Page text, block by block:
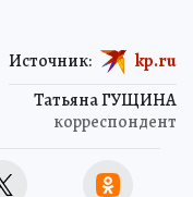
Татьяна ГУЩИНА
корреспондент
Источник: kp.ru